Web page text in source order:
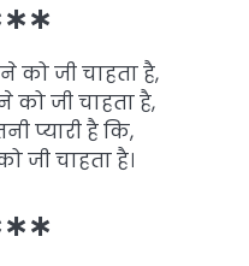
को जी चाहता है,
को जी चाहता है,
प्यारी है कि,
जी चाहता है।